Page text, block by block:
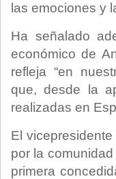
las emociones y
Ha señalado
económico de
refleja “en
que, desde la
realizadas en
El
por la
primera